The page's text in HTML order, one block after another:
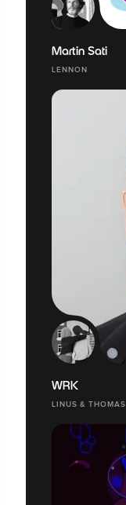
Martin Sati
LENNON
WRK
LINUS & THOMAS